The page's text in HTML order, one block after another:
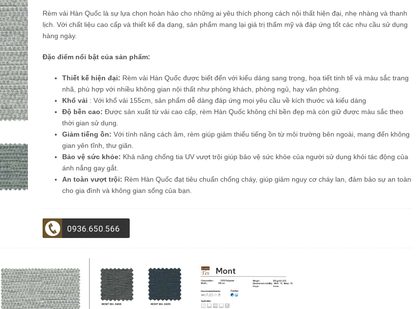
Rèm vải Hàn Quốc là sự lựa chọn hoàn hảo cho những ai yêu thích phong cách nội thất hiện đại, nhẹ nhàng và thanh
lịch. Với chất liệu cao cấp và thiết kế đa dạng, sản phẩm mang lại giá trị thẩm mỹ và đáp ứng tốt các nhu cầu sử dụng
hàng ngày.
Đặc điểm nổi bật của sản phẩm:
Thiết kế hiện đại: Rèm vải Hàn Quốc được biết đến với kiểu dáng sang trọng, họa tiết tinh tế và màu sắc trang
nhã, phù hợp với nhiều không gian nội thất như phòng khách, phòng ngủ, hay văn phòng.
Khổ vải : Với khổ vải 155cm, sản phẩm dễ dàng đáp ứng mọi yêu cầu về kích thước và kiểu dáng
Độ bền cao: Được sản xuất từ vải cao cấp, rèm Hàn Quốc không chỉ bền đẹp mà còn giữ được màu sắc theo
thời gian sử dụng.
Giảm tiếng ồn: Với tính năng cách âm, rèm giúp giảm thiểu tiếng ồn từ môi trường bên ngoài, mang đến không
gian yên tĩnh, thư giãn.
Bảo vệ sức khỏe: Khả năng chống tia UV vượt trội giúp bảo vệ sức khỏe của người sử dụng khỏi tác động của
ánh nắng gay gắt.
An toàn vượt trội: Rèm Hàn Quốc đạt tiêu chuẩn chống cháy, giúp giảm nguy cơ cháy lan, đảm bảo sự an toàn
cho gia đình và không gian sống của bạn.
0936.650.566